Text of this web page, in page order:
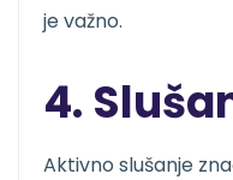
je važno.
4.
Aktivno slušanje